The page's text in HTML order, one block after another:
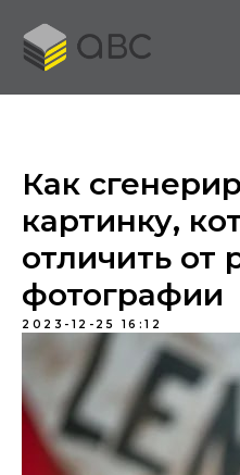
Как
картинку,
отличить от
фотографии
2023-12-25 16:12